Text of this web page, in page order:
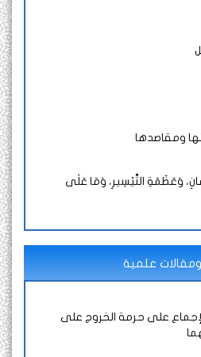
ومقاصدها
وَعَظَمَةِ التَّيْسِيرِ، وَمَا عَلَى
ومقالات علمية
على حرمة الخروج على